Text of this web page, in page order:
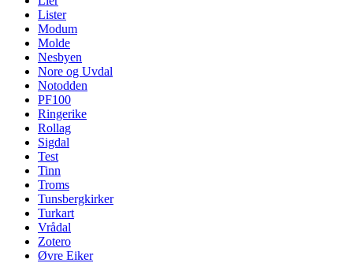
Lister
Modum
Molde
Nesbyen
Nore og Uvdal
Notodden
PF100
Ringerike
Rollag
Sigdal
Test
Tinn
Troms
Tunsbergkirker
Turkart
Vrådal
Zotero
Øvre Eiker